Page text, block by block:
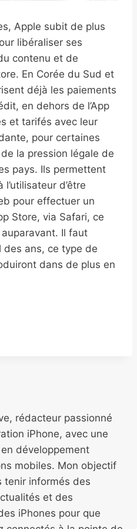
Apple subit de plus
libéraliser ses
contenu et de
En Corée du Sud et
déjà les paiements
en dehors de l’App
et tarifés avec leur
pour certaines
la pression légale de
pays. Ils permettent
d’être
pour effectuer un
Store, via Safari, ce
auparavant. Il faut
des ans, ce type de
dans de plus en
rédacteur passionné
iPhone, avec une
développement
mobiles. Mon objectif
tenir informés des
et des
iPhones pour que